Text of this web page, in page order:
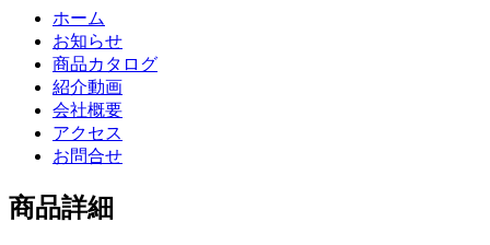
ホーム
お知らせ
商品カタログ
紹介動画
会社概要
アクセス
お問合せ
商品詳細